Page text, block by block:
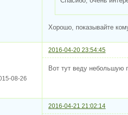
Хорошо, показывайте
2016-04-20 23:54:45
08-26
Вот тут веду небольшую
2016-04-21 21:02:14